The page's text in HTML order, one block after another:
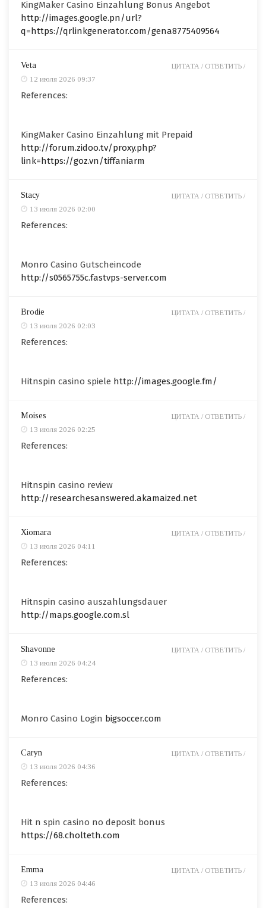
KingMaker Casino Einzahlung Bonus Angebot
http://images.google.pn/url?
q=https://qrlinkgenerator.com/gena8775409564
Veta
12 июля 2026 09:37
References:
KingMaker Casino Einzahlung mit Prepaid
http://forum.zidoo.tv/proxy.php?
link=https://goz.vn/tiffaniarm
ЦИТАТА / ОТВЕТИТЬ /
Stacy
13 июля 2026 02:00
References:
Monro Casino Gutscheincode
http://s0565755c.fastvps-server.com
ЦИТАТА / ОТВЕТИТЬ /
Brodie
13 июля 2026 02:03
References:
Hitnspin casino spiele http://images.google.fm/
ЦИТАТА / ОТВЕТИТЬ /
Moises
13 июля 2026 02:25
References:
Hitnspin casino review
http://researchesanswered.akamaized.net
ЦИТАТА / ОТВЕТИТЬ /
Xiomara
13 июля 2026 04:11
References:
Hitnspin casino auszahlungsdauer
http://maps.google.com.sl
ЦИТАТА / ОТВЕТИТЬ /
Shavonne
13 июля 2026 04:24
References:
Monro Casino Login bigsoccer.com
ЦИТАТА / ОТВЕТИТЬ /
Caryn
13 июля 2026 04:36
References:
Hit n spin casino no deposit bonus
https://68.cholteth.com
ЦИТАТА / ОТВЕТИТЬ /
Emma
13 июля 2026 04:46
References:
ЦИТАТА / ОТВЕТИТЬ /